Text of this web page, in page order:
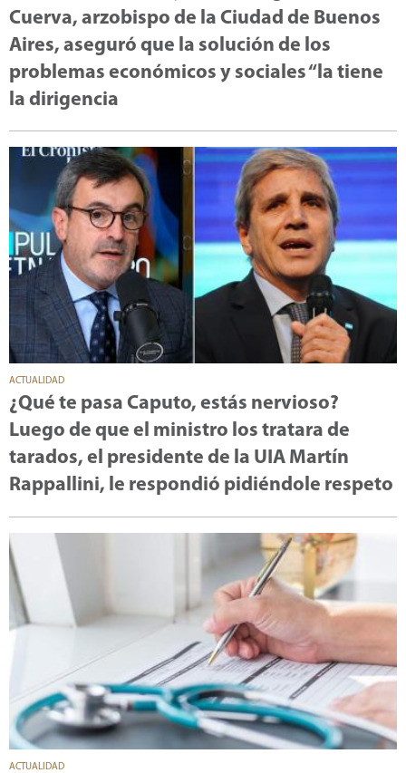
Cuerva, arzobispo de la Ciudad de Buenos
Aires, aseguró que la solución de los
problemas económicos y sociales “la tiene
la dirigencia
ACTUALIDAD
¿Qué te pasa Caputo, estás nervioso?
Luego de que el ministro los tratara de
tarados, el presidente de la UIA Martín
Rappallini, le respondió pidiéndole respeto
ACTUALIDAD